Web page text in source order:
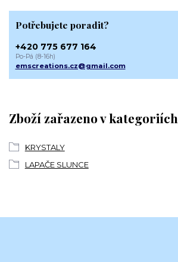
Zboží zařazeno v kategoriích
KRYSTALY
LAPAČE SLUNCE
Potřebujete poradit?
+420 775 677 164
Po-Pá (8-16h)
emscreations.cz@gmail.com